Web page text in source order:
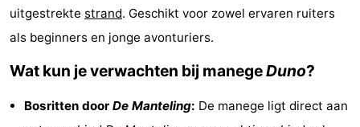
Loverendale
Résidence
Wijngaerde
Bed
(&
breakfasts)
Campings
Hotels
uitgestrekte strand. Geschikt voor zowel ervaren ruiters
als beginners en jonge avonturiers.
Wat kun je verwachten bij manegeDuno?
Bosritten door De Manteling: De manege ligt direct aan